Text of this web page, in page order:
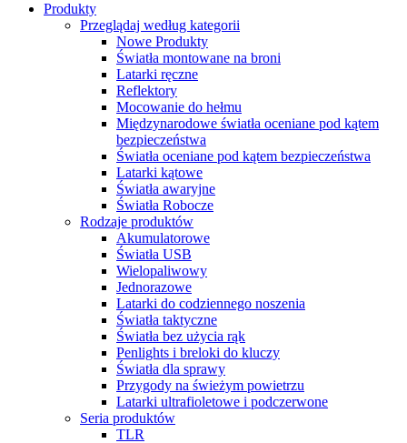
Produkty
Przeglądaj według kategorii
Nowe Produkty
Światła montowane na broni
Latarki ręczne
Reflektory
Mocowanie do hełmu
Międzynarodowe światła oceniane pod kątem
bezpieczeństwa
Światła oceniane pod kątem bezpieczeństwa
Latarki kątowe
Światła awaryjne
Światła Robocze
Rodzaje produktów
Akumulatorowe
Światła USB
Wielopaliwowy
Jednorazowe
Latarki do codziennego noszenia
Światła taktyczne
Światła bez użycia rąk
Penlights i breloki do kluczy
Światła dla sprawy
Przygody na świeżym powietrzu
Latarki ultrafioletowe i podczerwone
Seria produktów
TLR